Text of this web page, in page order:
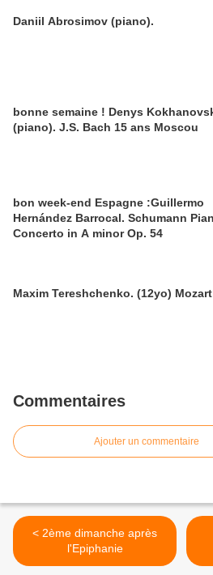
Daniil Abrosimov (piano).
bonne semaine ! Denys Kokhanovsky
(piano). J.S. Bach 15 ans Moscou
bon week-end Espagne :Guillermo
Hernández Barrocal. Schumann Piano
Concerto in A minor Op. 54
Maxim Tereshchenko. (12yo) Mozart
Commentaires
Ajouter un commentaire
< 2ème dimanche après
l'Epiphanie